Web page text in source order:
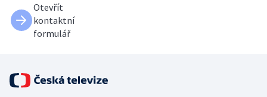
Otevřít
kontaktní
formulář